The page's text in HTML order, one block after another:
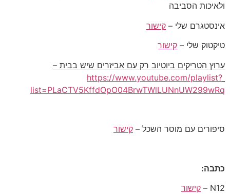
ולאיכות הסביבה
אינסטגרם שלי – קישור
טיקטוק שלי – קישור
ערוץ הטריקים ביוטיוב רק עם אביזרים שיש בבית –
https://www.youtube.com/playlist?
list=PLaCTV5KffdOpO04BrwTWlLUNnUW299wRq
סיפורים עם מוסר השכל – קישור
כתבה:
N12 –
קישור